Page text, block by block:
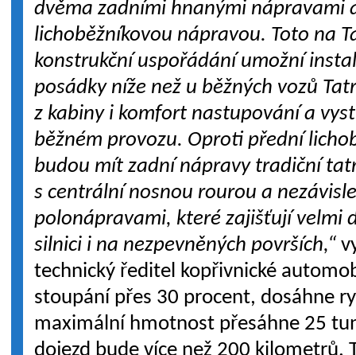
dvěma zadními hnanými nápravami
lichoběžníkovou nápravou. Toto na
konstrukční uspořádání umožní
posádky níže než u běžných vozů
z kabiny i komfort nastupování a
běžném provozu. Oproti přední
budou mít zadní nápravy tradiční
s centrální nosnou rourou a
polonápravami, které zajišťují velmi
silnici i na nezpevněných površích,“
technický ředitel kopřivnické
stoupání přes 30 procent, dosáhne
maximální hmotnost přesáhne 25
dojezd bude více než 200 kilometrů.